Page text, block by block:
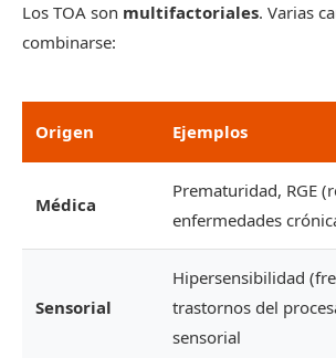
Los TOA son multifactoriales. Varias
combinarse:
Origen Ejemplos
Médica
Prematuridad, RGE
enfermedades
Sensorial
Hipersensibilidad
trastornos del
sensorial